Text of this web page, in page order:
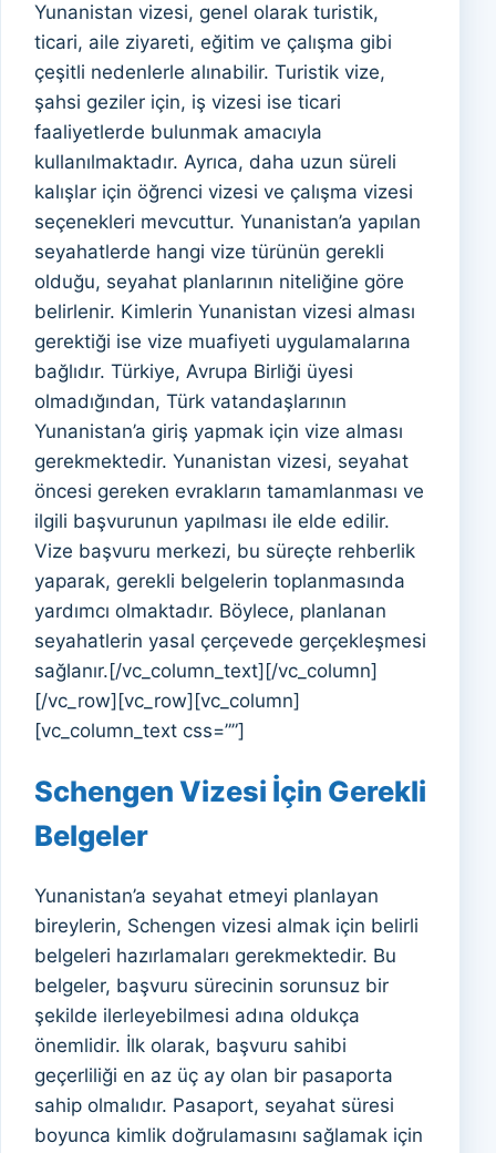
Yunanistan vizesi, genel olarak turistik,
ticari, aile ziyareti, eğitim ve çalışma gibi
çeşitli nedenlerle alınabilir. Turistik vize,
şahsi geziler için, iş vizesi ise ticari
faaliyetlerde bulunmak amacıyla
kullanılmaktadır. Ayrıca, daha uzun süreli
kalışlar için öğrenci vizesi ve çalışma vizesi
seçenekleri mevcuttur. Yunanistan’a yapılan
seyahatlerde hangi vize türünün gerekli
olduğu, seyahat planlarının niteliğine göre
belirlenir. Kimlerin Yunanistan vizesi alması
gerektiği ise vize muafiyeti uygulamalarına
bağlıdır. Türkiye, Avrupa Birliği üyesi
olmadığından, Türk vatandaşlarının
Yunanistan’a giriş yapmak için vize alması
gerekmektedir. Yunanistan vizesi, seyahat
öncesi gereken evrakların tamamlanması ve
ilgili başvurunun yapılması ile elde edilir.
Vize başvuru merkezi, bu süreçte rehberlik
yaparak, gerekli belgelerin toplanmasında
yardımcı olmaktadır. Böylece, planlanan
seyahatlerin yasal çerçevede gerçekleşmesi
sağlanır.[/vc_column_text][/vc_column]
[/vc_row][vc_row][vc_column]
[vc_column_text css=””]
Schengen Vizesi İçin Gerekli
Belgeler
Yunanistan’a seyahat etmeyi planlayan
bireylerin, Schengen vizesi almak için belirli
belgeleri hazırlamaları gerekmektedir. Bu
belgeler, başvuru sürecinin sorunsuz bir
şekilde ilerleyebilmesi adına oldukça
önemlidir. İlk olarak, başvuru sahibi
geçerliliği en az üç ay olan bir pasaporta
sahip olmalıdır. Pasaport, seyahat süresi
boyunca kimlik doğrulamasını sağlamak için